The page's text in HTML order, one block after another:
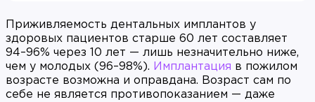
Приживляемость дентальных имплантов у
здоровых пациентов старше 60 лет составляет
94–96% через 10 лет — лишь незначительно ниже,
чем у молодых (96–98%). Имплантация в пожилом
возрасте возможна и оправдана. Возраст сам по
себе не является противопоказанием — даже